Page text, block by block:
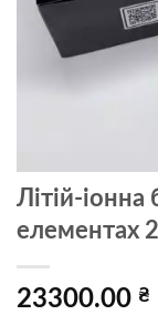
Літій-
елементах
23300.00 ₴